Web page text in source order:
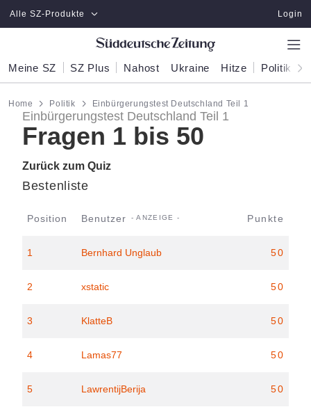
Zum Hauptinhalt springen
Alle SZ-Produkte Login
Meine SZ SZ Plus Nahost Ukraine Hitze Politik
Home Politik Einbürgerungstest Deutschland Teil 1
Einbürgerungstest Deutschland Teil 1
Fragen 1 bis 50
Zurück zum Quiz
Bestenliste
Position Benutzer Punkte
1 Bernhard Unglaub 50
2 xstatic 50
3 KlatteB 50
4 Lamas77 50
5 LawrentijBerija 50